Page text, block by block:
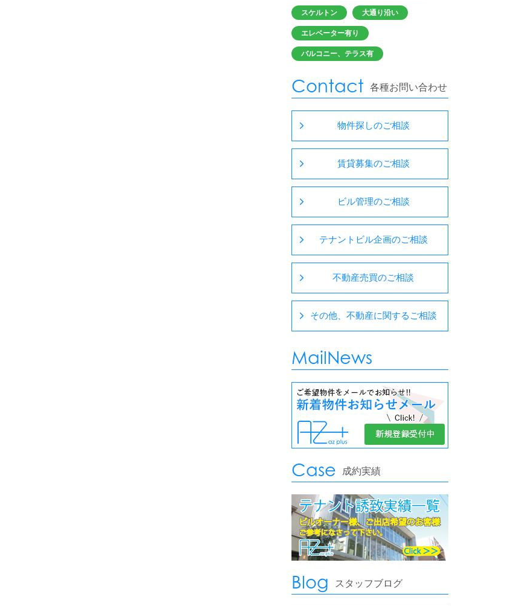
スケルトン 大通り沿い
エレベーター有り
バルコニー、テラス有
Contact 各種お問い合わせ
物件探しのご相談
賃貸募集のご相談
ビル管理のご相談
テナントビル企画のご相談
不動産売買のご相談
その他、不動産に関するご相談
MailNews
Case 成約実績
Blog スタッフブログ